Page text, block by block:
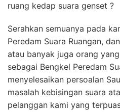
ruang kedap suara genset ?
Serahkan semuanya pada
Peredam Suara Ruangan,
atau banyak juga orang
sebagai Bengkel Peredam
menyelesaikan persoalan
masalah kebisingan suara
pelanggan kami yang